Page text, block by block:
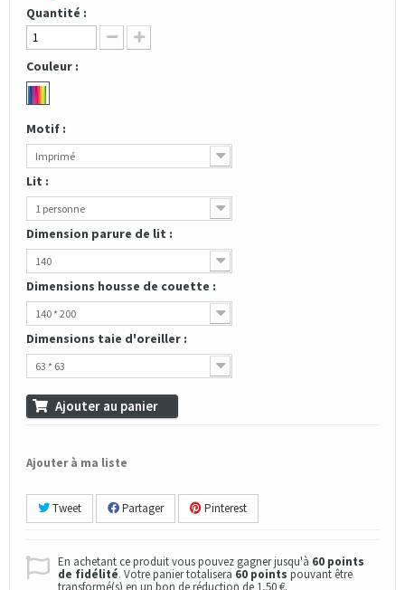
Quantité :
Couleur :
Motif :
Imprimé
Lit :
1 personne
Dimension parure de lit :
140
Dimensions housse de couette :
140 * 200
Dimensions taie d'oreiller :
63 * 63
Ajouter au panier
Ajouter à ma liste
Tweet Partager Pinterest
En achetant ce produit vous pouvez gagner jusqu'à 60 points
de fidélité. Votre panier totalisera 60 points pouvant être
transformé(s) en un bon de réduction de 1,50 €.